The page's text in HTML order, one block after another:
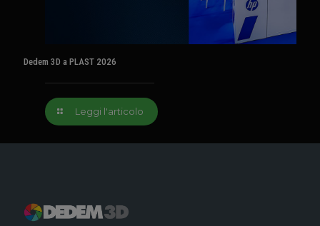
Dedem 3D a PLAST 2026
Leggi l'articolo